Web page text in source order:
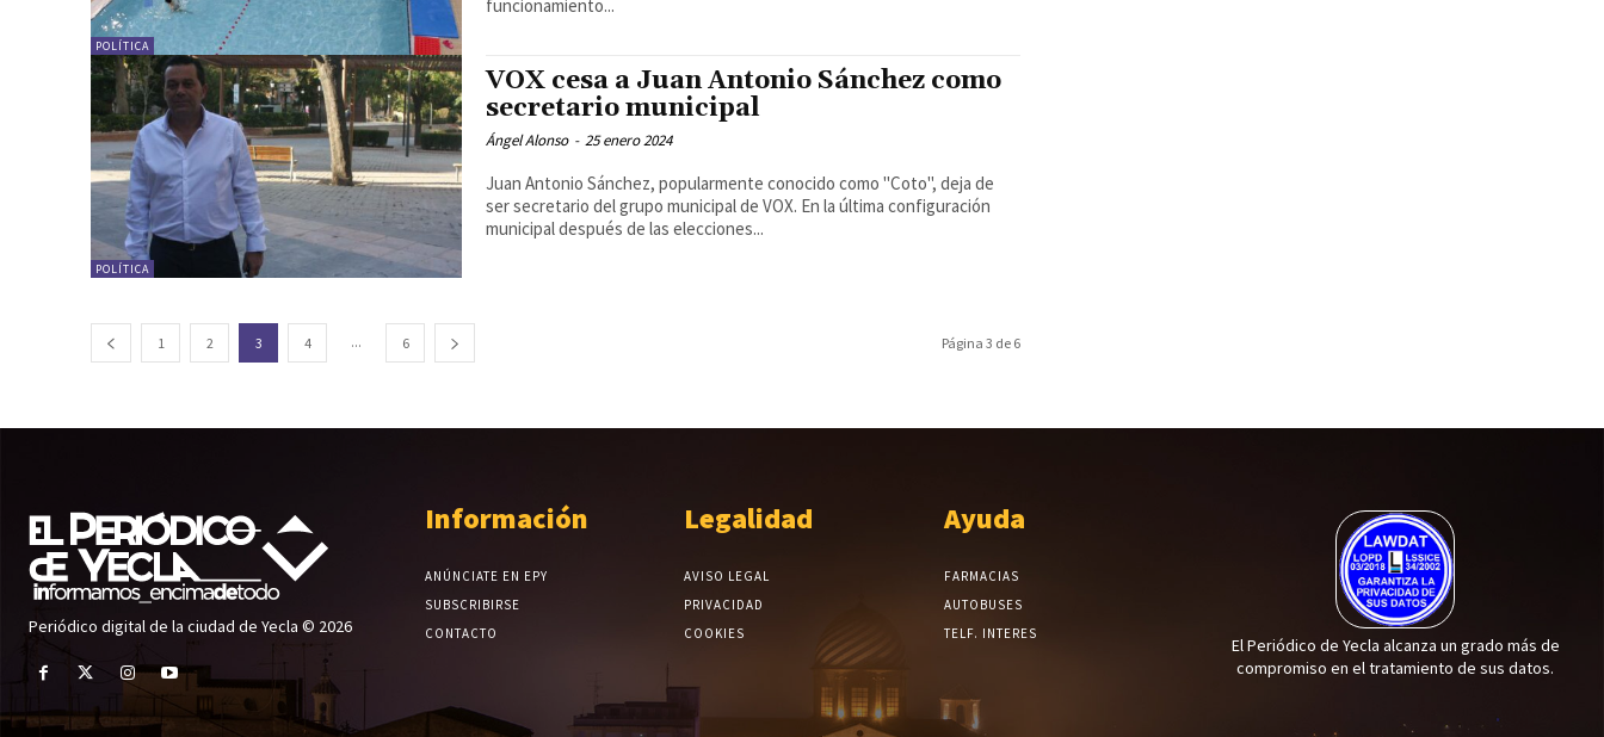
POLÍTICA
funcionamiento...
POLÍTICA
VOX cesa a Juan Antonio Sánchez como
secretario municipal
Ángel Alonso - 25 enero 2024
Juan Antonio Sánchez, popularmente conocido como "Coto", deja de
ser secretario del grupo municipal de VOX. En la última configuración
municipal después de las elecciones...
1 2 3 4 ... 6 Página 3 de 6
Periódico digital de la ciudad de Yecla © 2026
Información
ANÚNCIATE EN EPY
SUBSCRIBIRSE
CONTACTO
Legalidad
AVISO LEGAL
PRIVACIDAD
COOKIES
Ayuda
FARMACIAS
AUTOBUSES
TELF. INTERES
El Periódico de Yecla alcanza un grado más de
compromiso en el tratamiento de sus datos.